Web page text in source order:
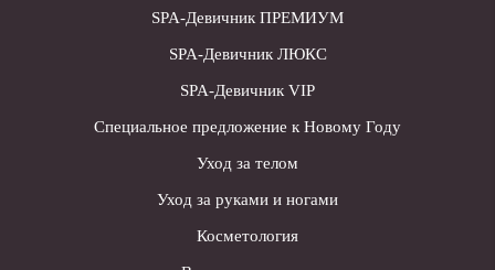
SPA-Девичник ПРЕМИУМ
SPA-Девичник ЛЮКС
SPA-Девичник VIP
Специальное предложение к Новому Году
Уход за телом
Уход за руками и ногами
Косметология